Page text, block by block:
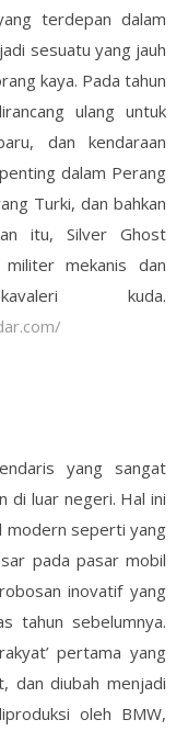
terdepan dalam
sesuatu yang jauh
kaya. Pada tahun
ulang untuk
dan kendaraan
dalam Perang
Turki, dan bahkan
itu, Silver Ghost
mekanis dan
kuda.
yang sangat
di luar negeri. Hal ini
modern seperti yang
pada pasar mobil
inovatif yang
tahun sebelumnya.
pertama yang
dan diubah menjadi
oleh BMW,